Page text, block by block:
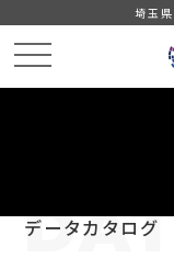
埼玉
データカタログ